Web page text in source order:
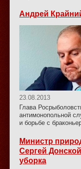
Андрей
23.08.2013
Глава
антимонопольной
и борьбе с
Министр
Сергей
уборка